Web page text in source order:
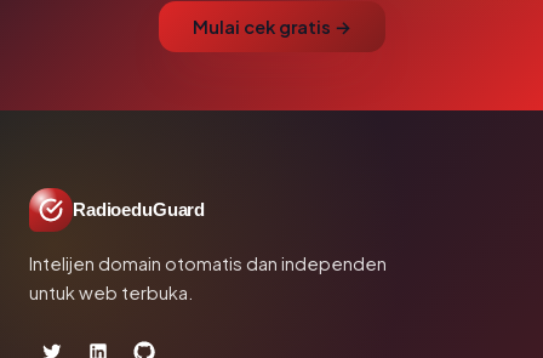
Mulai cek gratis →
RadioeduGuard
Intelijen domain otomatis dan independen
untuk web terbuka.